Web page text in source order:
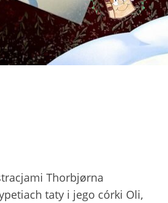
Thorbjørna
taty i jego córki Oli,